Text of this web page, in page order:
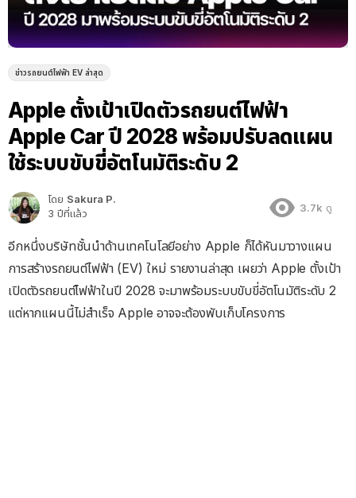
ข่าวรถยนต์ไฟฟ้า EV ล่าสุด
Apple ตั้งเป้าเปิดตัวรถยนต์ไฟฟ้า
Apple Car ปี 2028 พร้อมปรับลดแผน
ใช้ระบบขับขี่อัตโนมัติระดับ 2
โดย Sakura P.
3 ปีที่แล้ว
3.7k ดู
อีกหนึ่งบริษัทชั้นนำด้านเทคโนโลยีอย่าง Apple ก็ได้หันมาวางแผน
การสร้างรถยนต์ไฟฟ้า (EV) ใหม่ รายงานล่าสุด เผยว่า Apple ตั้งเป้า
เปิดตัวรถยนต์ไฟฟ้าในปี 2028 จะมาพร้อมระบบขับขี่อัตโนมัติระดับ 2
แต่หากแผนนี้ไม่สำเร็จ Apple อาจจะต้องพับเก็บโครงการ